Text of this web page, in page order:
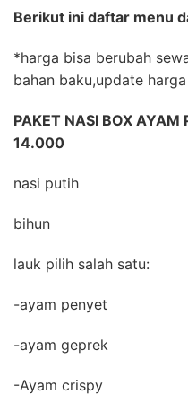
Berikut ini daftar menu
*harga bisa berubah
bahan baku,update
PAKET NASI BOX AYAM
14.000
nasi putih
bihun
lauk pilih salah satu:
-ayam penyet
-ayam geprek
-Ayam crispy